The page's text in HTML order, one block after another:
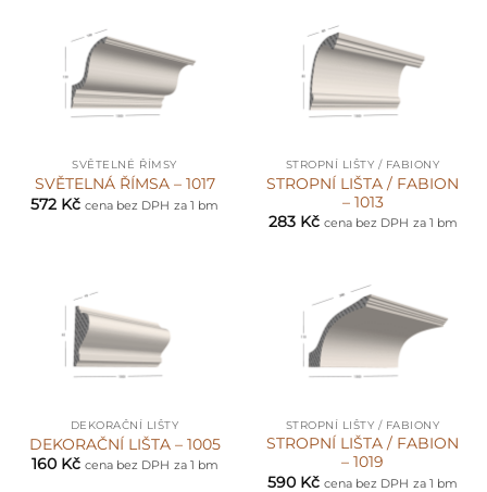
SVĚTELNÉ ŘÍMSY
SVĚTELNÁ ŘÍMSA – 1017
572 Kč cena bez DPH za 1 bm
STROPNÍ LIŠTY / FABIONY
STROPNÍ LIŠTA / FABION
– 1013
283 Kč cena bez DPH za 1 bm
DEKORAČNÍ LIŠTY
DEKORAČNÍ LIŠTA – 1005
160 Kč cena bez DPH za 1 bm
STROPNÍ LIŠTY / FABIONY
STROPNÍ LIŠTA / FABION
– 1019
590 Kč cena bez DPH za 1 bm